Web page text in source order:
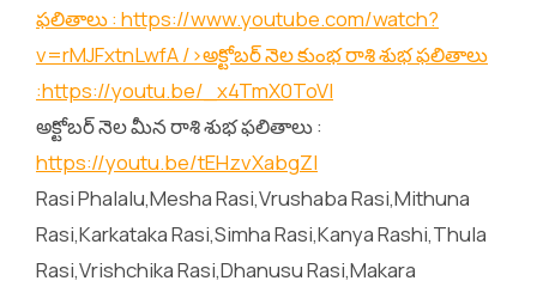
ఫలితాలు : https://www.youtube.com/watch?
v=rMJFxtnLwfA/>అక్టోబర్ నెల కుంభ రాశి శుభ ఫలితాలు
:https://youtu.be/_x4TmX0ToVI
అక్టోబర్ నెల మీన రాశి శుభ ఫలితాలు :
https://youtu.be/tEHzvXabgZI
Rasi Phalalu,Mesha Rasi,Vrushaba Rasi,Mithuna
Rasi,Karkataka Rasi,Simha Rasi,Kanya Rashi,Thula
Rasi,Vrishchika Rasi,Dhanusu Rasi,Makara